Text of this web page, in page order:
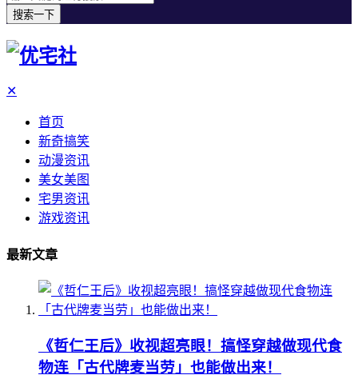
搜索一下
✕
首页
新奇搞笑
动漫资讯
美女美图
宅男资讯
游戏资讯
最新文章
《哲仁王后》收视超亮眼！搞怪穿越做现代食
物连「古代牌麦当劳」也能做出来！